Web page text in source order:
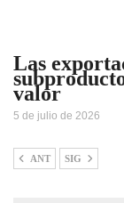
Las
valor
5 de julio de 2026
ANT SIG